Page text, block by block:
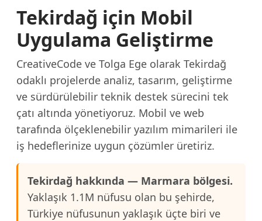
Tekirdağ için Mobil
Uygulama Geliştirme
CreativeCode ve Tolga Ege olarak Tekirdağ
odaklı projelerde analiz, tasarım, geliştirme
ve sürdürülebilir teknik destek sürecini tek
çatı altında yönetiyoruz. Mobil ve web
tarafında ölçeklenebilir yazılım mimarileri ile
iş hedeflerinize uygun çözümler üretiriz.
Tekirdağ hakkında — Marmara bölgesi.
Yaklaşık 1.1M nüfusu olan bu şehirde,
Türkiye nüfusunun yaklaşık üçte biri ve